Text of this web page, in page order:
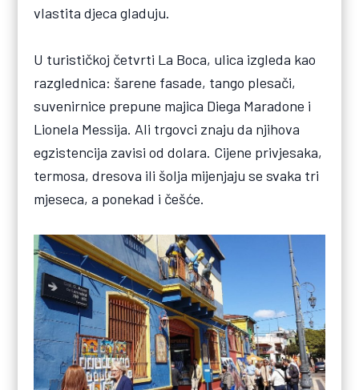
vlastita djeca gladuju.
U turističkoj četvrti La Boca, ulica izgleda kao
razglednica: šarene fasade, tango plesači,
suvenirnice prepune majica Diega Maradone i
Lionela Messija. Ali trgovci znaju da njihova
egzistencija zavisi od dolara. Cijene privjesaka,
termosa, dresova ili šolja mijenjaju se svaka tri
mjeseca, a ponekad i češće.